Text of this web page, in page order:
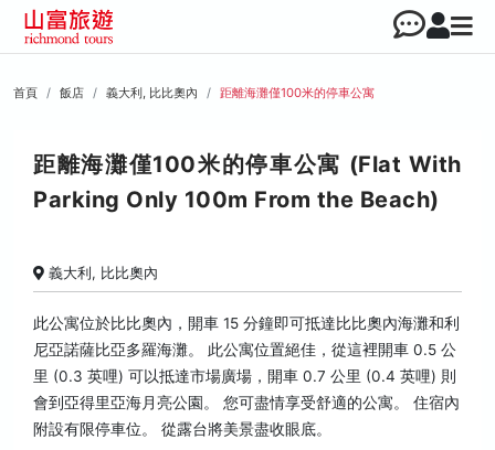
首頁 飯店 義大利, 比比奧內 距離海灘僅100米的停車公寓
距離海灘僅100米的停車公寓 (Flat With
Parking Only 100m From the Beach)
義大利, 比比奧內
此公寓位於比比奧內，開車 15 分鐘即可抵達比比奧內海灘和利
尼亞諾薩比亞多羅海灘。 此公寓位置絕佳，從這裡開車 0.5 公
里 (0.3 英哩) 可以抵達市場廣場，開車 0.7 公里 (0.4 英哩) 則
會到亞得里亞海月亮公園。 您可盡情享受舒適的公寓。 住宿內
附設有限停車位。 從露台將美景盡收眼底。